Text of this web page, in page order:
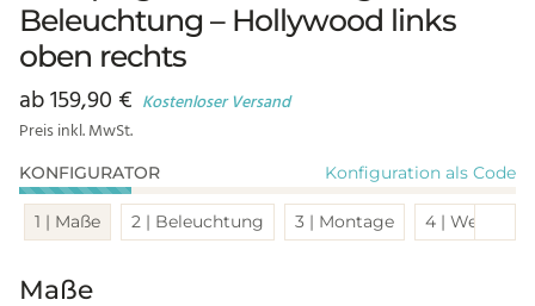
Beleuchtung – Hollywood links
oben rechts
ab159,90 € Kostenloser Versand
Preis inkl. MwSt.
KONFIGURATOR Konfiguration als Code
1 | Maße 2 | Beleuchtung 3 | Montage 4 | Weitere
Maße